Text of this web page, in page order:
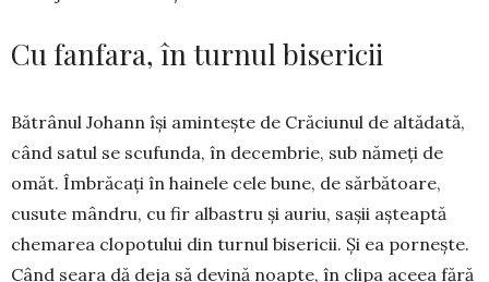
Cu fanfara, în turnul bisericii
Bătrânul Johann își amintește de Crăciunul de altădată,
când satul se scufunda, în decembrie, sub nămeți de
omăt. Îmbrăcați în hainele cele bune, de sărbătoare,
cusute mândru, cu fir al­bas­tru și auriu, sașii așteaptă
chemarea clopotului din turnul bisericii. Și ea pornește.
Când seara dă deja să devină noapte, în clipa aceea fără